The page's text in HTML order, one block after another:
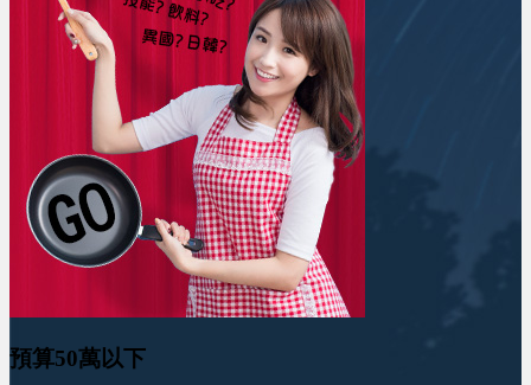
預算50萬以下
預算 25 萬 ~ 50 萬